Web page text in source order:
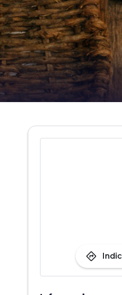
directions